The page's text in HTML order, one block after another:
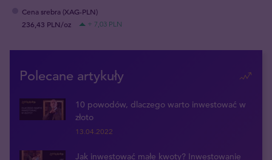
Cena srebra (XAG-PLN)
236,43 PLN/oz
+ 7,03 PLN
Polecane artykuły
10 powodów, dlaczego warto inwestować w
złoto
13.04.2022
Jak inwestować małe kwoty? Inwestowanie